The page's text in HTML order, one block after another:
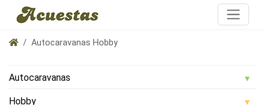
Autocaravanas Hobby